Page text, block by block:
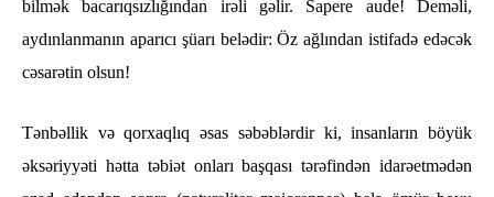
bilmək bacarıqsızlığından irəli gəlir. Sapere aude! Deməli,
aydınlanmanın aparıcı şüarı belədir: Öz ağlından istifadə edəcək
cəsarətin olsun!
Tənbəllik və qorxaqlıq əsas səbəblərdir ki, insanların böyük
əksəriyyəti hətta təbiət onları başqası tərəfindən idarəetmədən